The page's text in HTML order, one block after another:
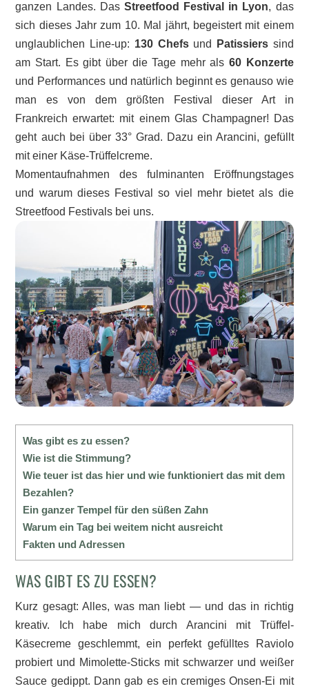
ganzen Landes. Das Streetfood Festival in Lyon, das
sich dieses Jahr zum 10. Mal jährt, begeistert mit einem
unglaublichen Line-up: 130 Chefsund Patissierssind
am Start. Es gibt über die Tage mehr als 60 Konzerte
und Performances und natürlich beginnt es genauso wie
man es von dem größten Festival dieser Art in
Frankreich erwartet: mit einem Glas Champagner! Das
geht auch bei über 33° Grad. Dazu ein Arancini, gefüllt
mit einer Käse-Trüffelcreme.
Momentaufnahmen des fulminanten Eröffnungstages
und warum dieses Festival so viel mehr bietet als die
Streetfood Festivals bei uns.
Was gibt es zu essen?
Wie ist die Stimmung?
Wie teuer ist das hier und wie funktioniert das mit dem
Bezahlen?
Ein ganzer Tempel für den süßen Zahn
Warum ein Tag bei weitem nicht ausreicht
Fakten und Adressen
WAS GIBT ES ZU ESSEN?
Kurz gesagt: Alles, was man liebt — und das in richtig
kreativ. Ich habe mich durch Arancini mit Trüffel-
Käsecreme geschlemmt, ein perfekt gefülltes Raviolo
probiert und Mimolette-Sticks mit schwarzer und weißer
Sauce gedippt. Dann gab es ein cremiges Onsen-Ei mit